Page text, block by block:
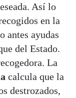
Así lo
en la
antes ayudas
del Estado.
La
calcula que la
destrozados,